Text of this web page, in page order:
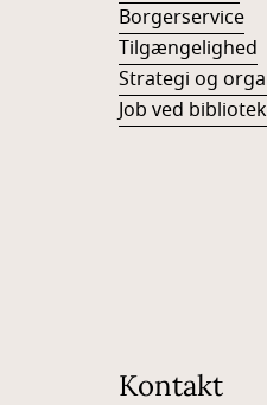
Borgerservice
Tilgængelighed
Strategi og
Job ved
Kontakt